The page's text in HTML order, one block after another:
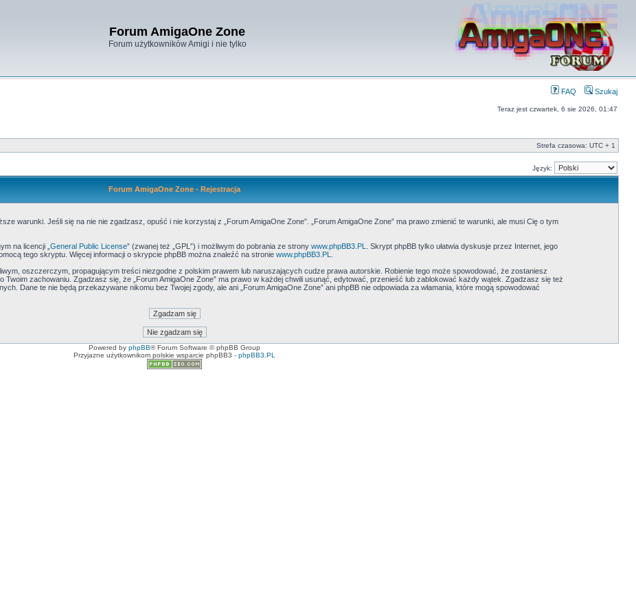
Forum AmigaOne Zone
Forum użytkowników Amigi i nie tylko
FAQ Szukaj
Teraz jest czwartek, 6 sie 2026, 01:47
Strefa czasowa: UTC + 1
Język:
Forum AmigaOne Zone - Rejestracja
warunki. Jeśli się na nie nie zgadzasz, opuść i nie korzystaj z „Forum AmigaOne Zone”. „Forum AmigaOne Zone” ma prawo zmienić te warunki, ale musi Cię o tym
na licencji „ General Public License” (zwanej też „GPL”) i możliwym do pobrania ze strony www.phpBB3.PL
. Skrypt phpBB tylko ułatwia dyskusje przez Internet, jego
tego skryptu. Więcej informacji o skrypcie phpBB można znaleźć na stronie www.phpBB3.PL
oszczerczym, propagującym treści niezgodne z polskim prawem lub naruszających cudze prawa autorskie. Robienie tego może spowodować, że zostaniesz
zachowaniu. Zgadzasz się, że „Forum AmigaOne Zone” ma prawo w każdej chwili usunąć, edytować, przenieść lub zablokować każdy wątek. Zgadzasz się też
Dane te nie będą przekazywane nikomu bez Twojej zgody, ale ani „Forum AmigaOne Zone” ani phpBB nie odpowiada za włamania, które mogą spowodować
Powered by phpBB® Forum Software © phpBB Group
Przyjazne użytkownikom polskie wsparcie phpBB3 - phpBB3.PL